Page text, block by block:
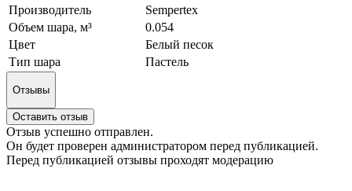
Производитель
Sempertex
Объем шара, м³
0.054
Цвет
Белый песок
Тип шара
Пастель
Отзывы
Оставить отзыв
Отзыв успешно отправлен.
Он будет проверен администратором перед публикацией.
Перед публикацией отзывы проходят модерацию